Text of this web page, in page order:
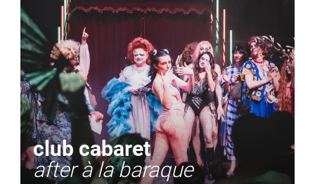
club cabaret
after à la baraque